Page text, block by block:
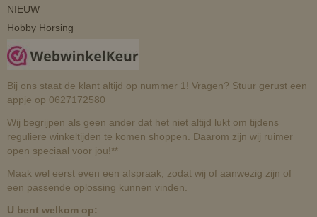
NIEUW
Hobby Horsing
Bij ons staat de klant altijd op nummer 1! Vragen? Stuur gerust een
appje op 0627172580
Wij begrijpen als geen ander dat het niet altijd lukt om tijdens
reguliere winkeltijden te komen shoppen. Daarom zijn wij ruimer
open speciaal voor jou!**
Maak wel eerst even een afspraak, zodat wij of aanwezig zijn of
een passende oplossing kunnen vinden.
U bent welkom op: